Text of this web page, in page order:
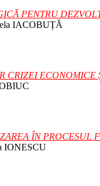
PENTRU
IACOBUȚĂ
CRIZEI
ÎN PROCESUL
IONESCU